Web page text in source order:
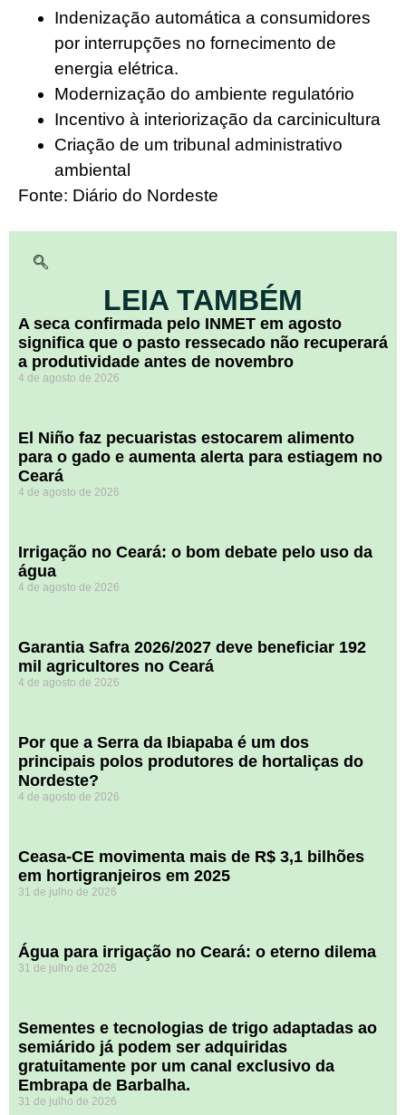
Indenização automática a consumidores
por interrupções no fornecimento de
energia elétrica.
Modernização do ambiente regulatório
Incentivo à interiorização da carcinicultura
Criação de um tribunal administrativo
ambiental
Fonte: Diário do Nordeste
LEIA TAMBÉM
A seca confirmada pelo INMET em agosto
significa que o pasto ressecado não recuperará
a produtividade antes de novembro
4 de agosto de 2026
El Niño faz pecuaristas estocarem alimento
para o gado e aumenta alerta para estiagem no
Ceará
4 de agosto de 2026
Irrigação no Ceará: o bom debate pelo uso da
água
4 de agosto de 2026
Garantia Safra 2026/2027 deve beneficiar 192
mil agricultores no Ceará
4 de agosto de 2026
Por que a Serra da Ibiapaba é um dos
principais polos produtores de hortaliças do
Nordeste?
4 de agosto de 2026
Ceasa-CE movimenta mais de R$ 3,1 bilhões
em hortigranjeiros em 2025
31 de julho de 2026
Água para irrigação no Ceará: o eterno dilema
31 de julho de 2026
Sementes e tecnologias de trigo adaptadas ao
semiárido já podem ser adquiridas
gratuitamente por um canal exclusivo da
Embrapa de Barbalha.
31 de julho de 2026